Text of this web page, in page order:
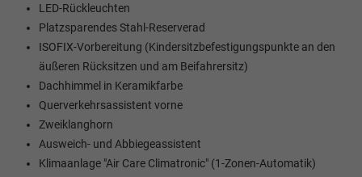
LED-Rückleuchten
Platzsparendes Stahl-Reserverad
ISOFIX-Vorbereitung (Kindersitzbefestigungspunkte an den
äußeren Rücksitzen und am Beifahrersitz)
Dachhimmel in Keramikfarbe
Querverkehrsassistent vorne
Zweiklanghorn
Ausweich- und Abbiegeassistent
Klimaanlage "Air Care Climatronic" (1-Zonen-Automatik)